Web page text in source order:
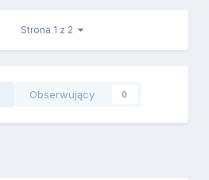
Strona 1 z 2
Obserwujący 0